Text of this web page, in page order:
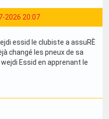
2026 20:07
essid le clubiste a assuRÈ
changé les pneux de sa
Essid en apprenant le